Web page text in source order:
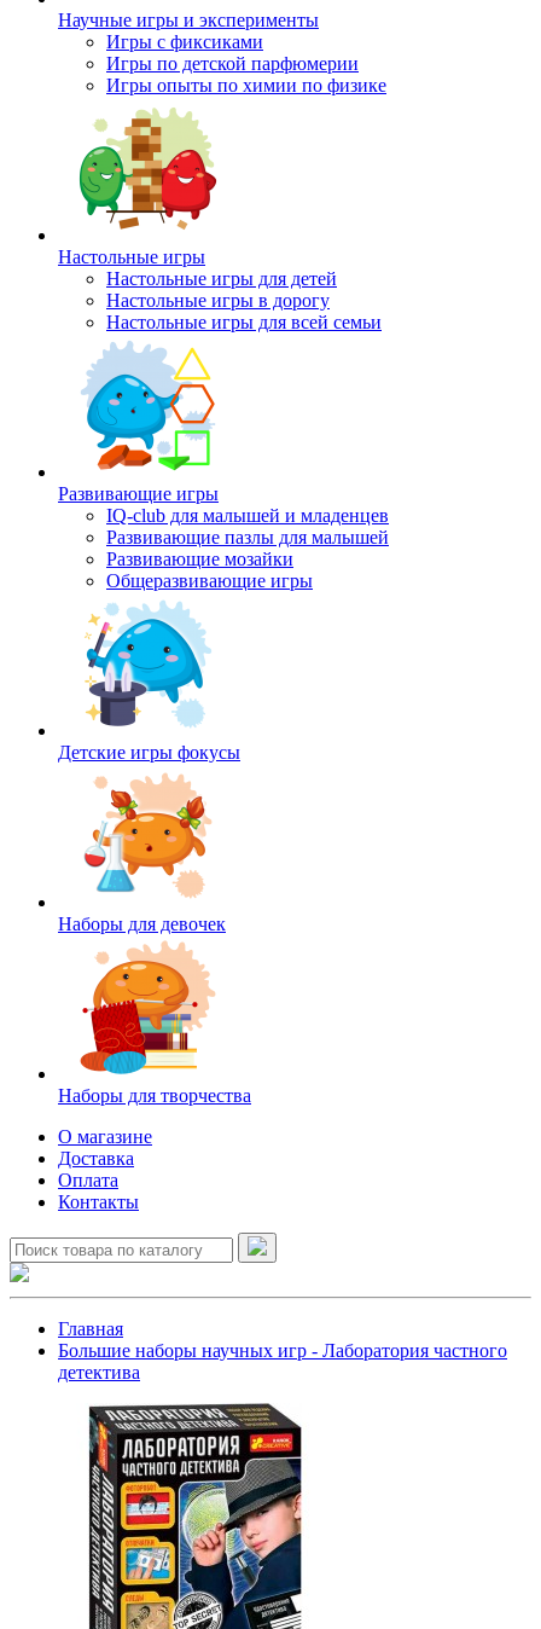
Научные игры и эксперименты
Игры с фиксиками
Игры по детской парфюмерии
Игры опыты по химии по физике
Настольные игры
Настольные игры для детей
Настольные игры в дорогу
Настольные игры для всей семьи
Развивающие игры
IQ-club для малышей и младенцев
Развивающие пазлы для малышей
Развивающие мозайки
Общеразвивающие игры
Детские игры фокусы
Наборы для девочек
Наборы для творчества
О магазине
Доставка
Оплата
Контакты
Главная
Большие наборы научных игр - Лаборатория частного
детектива